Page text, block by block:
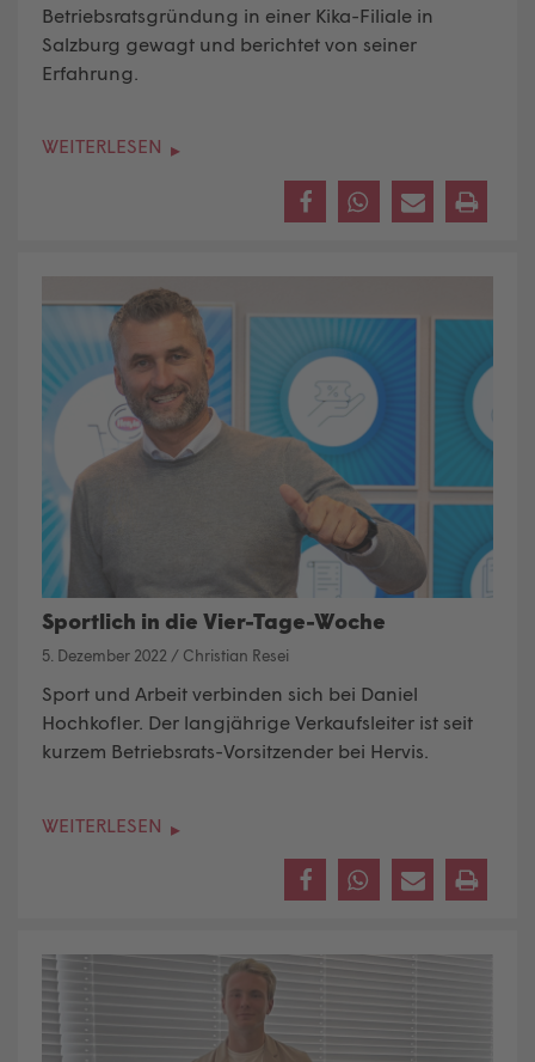
Betriebsratsgründung in einer Kika-Filiale in
Salzburg gewagt und berichtet von seiner
Erfahrung.
WEITERLESEN
Sportlich in die Vier-Tage-Woche
5. Dezember 2022 / Christian Resei
Sport und Arbeit verbinden sich bei Daniel
Hochkofler. Der langjährige Verkaufsleiter ist seit
kurzem Betriebsrats-Vorsitzender bei Hervis.
WEITERLESEN